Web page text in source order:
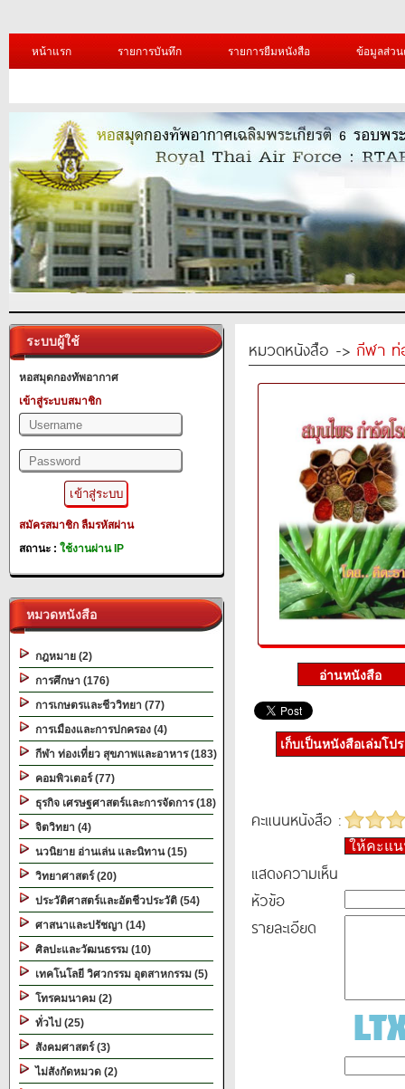
หน้าแรก รายการบันทึก รายการยืมหนังสือ ข้อมูลส่ว
ระบบผู้ใช้
หอสมุดกองทัพอากาศ
เข้าสู่ระบบสมาชิก
สมัครสมาชิก ลืมรหัสผ่าน
สถานะ : ใช้งานผ่าน IP
หมวดหนังสือ
กฎหมาย (2)
การศึกษา (176)
การเกษตรและชีววิทยา (77)
การเมืองและการปกครอง (4)
กีฬา ท่องเที่ยว สุขภาพและอาหาร (183)
คอมพิวเตอร์ (77)
ธุรกิจ เศรษฐศาสตร์และการจัดการ (18)
จิตวิทยา (4)
นวนิยาย อ่านเล่น และนิทาน (15)
วิทยาศาสตร์ (20)
ประวัติศาสตร์และอัตชีวประวัติ (54)
ศาสนาและปรัชญา (14)
ศิลปะและวัฒนธรรม (10)
เทคโนโลยี วิศวกรรม อุตสาหกรรม (5)
โทรคมนาคม (2)
ทั่วไป (25)
สังคมศาสตร์ (3)
ไม่สังกัดหมวด (2)
หมวดหนังสือ -> กีฬา ท่
เก็บเป็นหนังสือเล่มโป
คะแนนหนังสือ :
ให้คะแ
แสดงความเห็น
หัวข้อ
รายละเอียด